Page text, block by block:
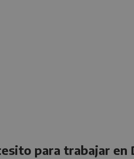
para trabajar en